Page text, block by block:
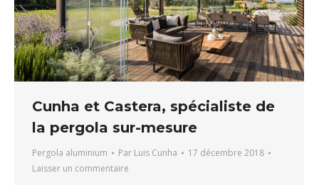
Cunha et Castera, spécialiste de
la pergola sur-mesure
Pergola aluminium Par Luis Cunha
17 décembre 2018
Laisser un commentaire